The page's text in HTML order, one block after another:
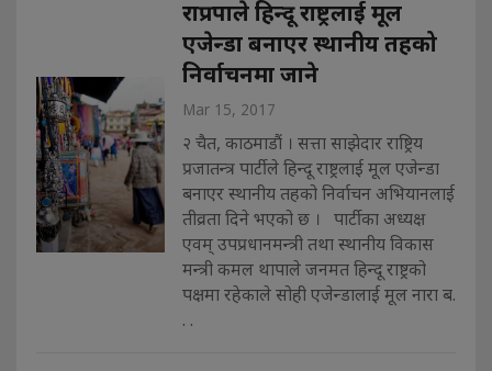
राप्रपाले हिन्दू राष्ट्रलाई मूल
एजेन्डा बनाएर स्थानीय तहको
निर्वाचनमा जाने
Mar 15, 2017
२ चैत, काठमाडौं । सत्ता साझेदार राष्ट्रिय
प्रजातन्त्र पार्टीले हिन्दू राष्ट्रलाई मूल एजेन्डा
बनाएर स्थानीय तहको निर्वाचन अभियानलाई
तीव्रता दिने भएको छ । पार्टीका अध्यक्ष
एवम् उपप्रधानमन्त्री तथा स्थानीय विकास
मन्त्री कमल थापाले जनमत हिन्दू राष्ट्रको
पक्षमा रहेकाले सोही एजेन्डालाई मूल नारा ब.
. .